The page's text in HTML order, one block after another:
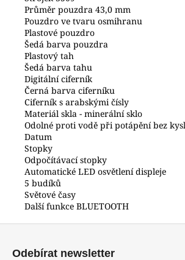
Průměr pouzdra 43,0 mm
Pouzdro ve tvaru osmihranu
Plastové pouzdro
Šedá barva pouzdra
Plastový tah
Šedá barva tahu
Digitální ciferník
Černá barva ciferníku
Ciferník s arabskými čísly
Materiál skla - minerální sklo
Odolné proti vodě při potápění bez
Datum
Stopky
Odpočítávací stopky
Automatické LED osvětlení displeje
5 budíků
Světové časy
Další funkce BLUETOOTH
GA-
2100CC-
3AER
SHOCK
COCA
COLA
(619)
490
Kč
Odebírat newsletter